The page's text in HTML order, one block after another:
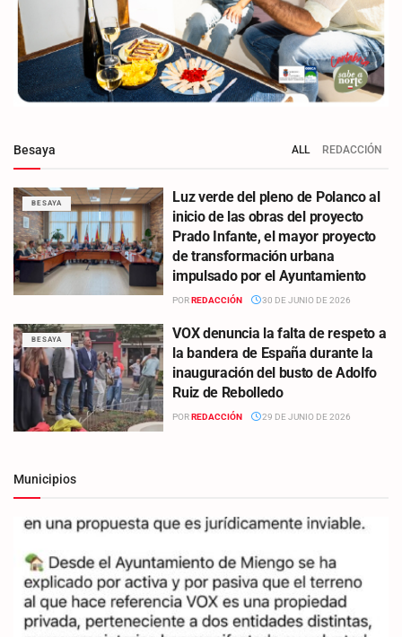
Besaya ALL REDACCIÓN
BESAYA
Luz verde del pleno de Polanco al
inicio de las obras del proyecto
Prado Infante, el mayor proyecto
de transformación urbana
impulsado por el Ayuntamiento
PORREDACCIÓN 30 DE JUNIO DE 2026
BESAYA
VOX denuncia la falta de respeto a
la bandera de España durante la
inauguración del busto de Adolfo
Ruiz de Rebolledo
PORREDACCIÓN 29 DE JUNIO DE 2026
Municipios